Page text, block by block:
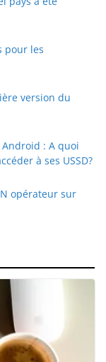
pour les
version du
: A quoi
à ses USSD?
opérateur sur